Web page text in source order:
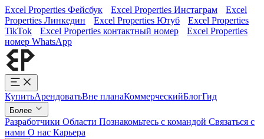
Excel Properties Фейсбук Excel Properties Инстаграм
Excel
Properties Линкедин
Excel Properties Ютуб
Excel Properties
TikTok
Excel Properties контактный номер
Excel Properties
номер WhatsApp
КупитьАрендоватьВне планаКоммерческийБлогГид
Более
Разработчики Области Познакомьтесь с командой Связаться с
нами О нас Карьера